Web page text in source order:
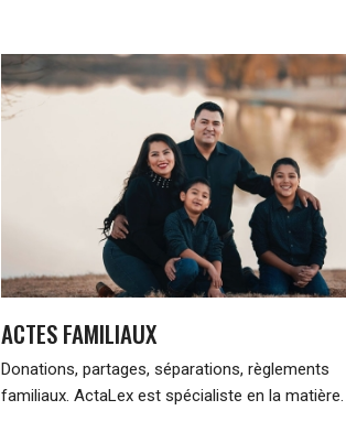
ACTES FAMILIAUX
Donations, partages, séparations, règlements
familiaux. ActaLex est spécialiste en la matière.